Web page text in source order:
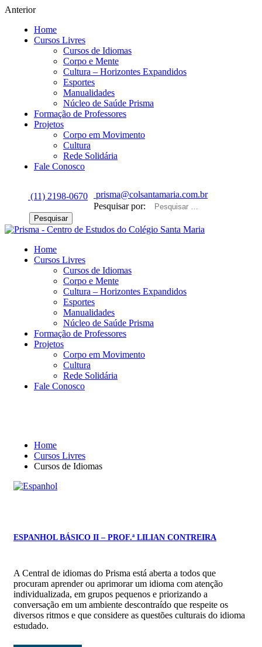
Anterior
Home
Cursos Livres
Cursos de Idiomas
Corpo e Mente
Cultura – Horizontes Expandidos
Esportes
Manualidades
Núcleo de Saúde Prisma
Formação de Professores
Projetos
Corpo em Movimento
Cultura
Rede Solidária
Fale Conosco
(11) 2198-0670
prisma@colsantamaria.com.br
Pesquisar por:
Home
Cursos Livres
Cursos de Idiomas
Corpo e Mente
Cultura – Horizontes Expandidos
Esportes
Manualidades
Núcleo de Saúde Prisma
Formação de Professores
Projetos
Corpo em Movimento
Cultura
Rede Solidária
Fale Conosco
Home
Cursos Livres
Cursos de Idiomas
ESPANHOL BÁSICO II – PROF.ª LILIAN CONTREIRA
A Central de idiomas do Prisma está aberta a todos que
procuram aprender ou aprimorar um idioma com atenção
individualizada, em grupos pequenos e priorizando a
conversação em um ambiente descontraído que respeite os
diversos ritmos e que considere as questões culturais do idioma
estudado.